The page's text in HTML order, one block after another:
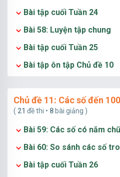
Bài tập cuối Tuần 24
Bài 58: Luyện tập chung
Bài tập cuối Tuần 25
Bài tập ôn tập Chủ đề 10
Chủ đề 11: Các số đến
( 21 đề thi • 8 bài giảng )
Bài 59: Các số có năm
Bài 60: So sánh các số
Bài tập cuối Tuần 26